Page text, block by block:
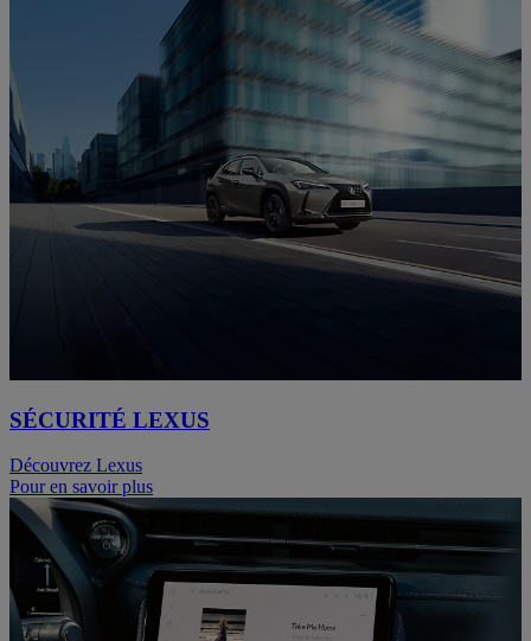
SÉCURITÉ LEXUS
Découvrez Lexus
Pour en savoir plus